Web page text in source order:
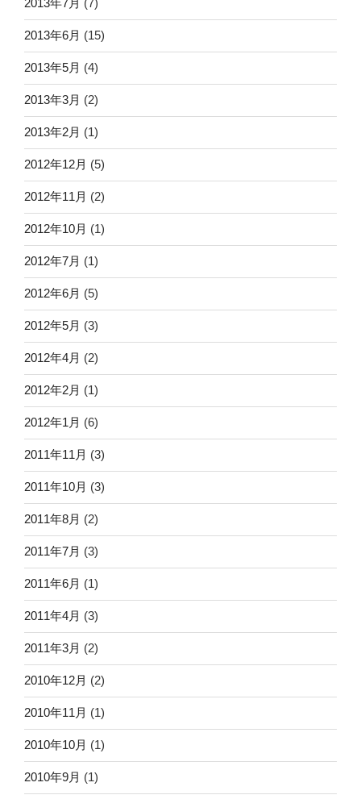
2013年7月 (7)
2013年6月 (15)
2013年5月 (4)
2013年3月 (2)
2013年2月 (1)
2012年12月 (5)
2012年11月 (2)
2012年10月 (1)
2012年7月 (1)
2012年6月 (5)
2012年5月 (3)
2012年4月 (2)
2012年2月 (1)
2012年1月 (6)
2011年11月 (3)
2011年10月 (3)
2011年8月 (2)
2011年7月 (3)
2011年6月 (1)
2011年4月 (3)
2011年3月 (2)
2010年12月 (2)
2010年11月 (1)
2010年10月 (1)
2010年9月 (1)